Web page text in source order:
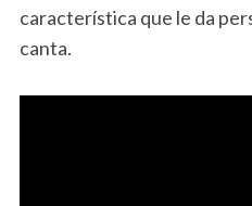
característica que le da
canta.